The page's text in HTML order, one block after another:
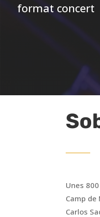
format concert
Unes
Camp
Carlos